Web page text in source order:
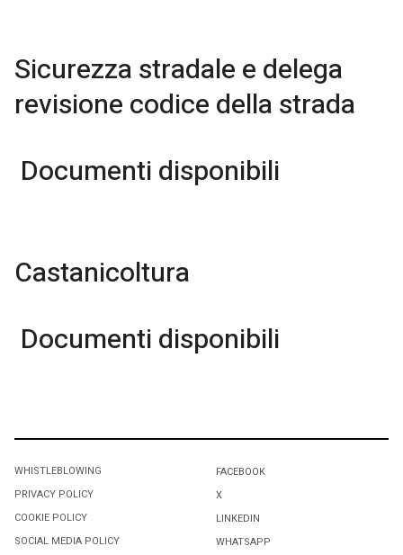
Sicurezza stradale e delega
revisione codice della strada
Documenti disponibili
Castanicoltura
Documenti disponibili
WHISTLEBLOWING
PRIVACY POLICY
COOKIE POLICY
SOCIAL MEDIA POLICY
FACEBOOK
X
LINKEDIN
WHATSAPP